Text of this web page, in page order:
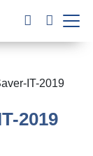
IT-2019
2019